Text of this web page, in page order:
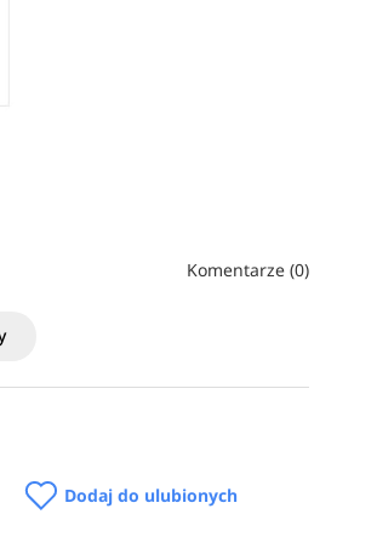
Komentarze (0)
Dodaj do ulubionych